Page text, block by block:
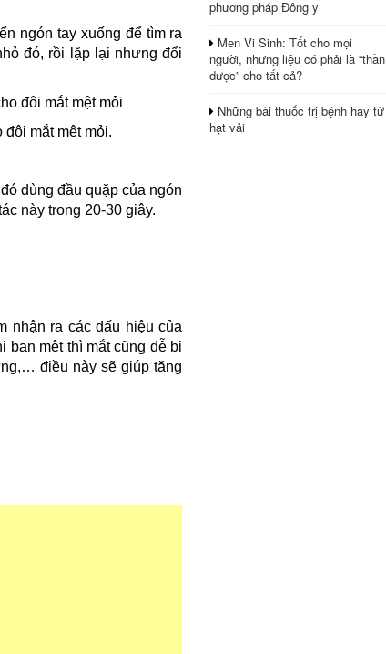
ngón tay xuống để tìm ra
đó, rồi lặp lại nhưng đổi
mắt mệt mỏi.
dùng đầu quặp của ngón
này trong 20-30 giây.
nhận ra các dấu hiệu của
bạn mệt thì mắt cũng dễ bị
điều này sẽ giúp tăng
phương pháp Đông y
Men Vi Sinh: Tốt cho mọi
người, nhưng liệu có phải là “thần
dược” cho tất cả?
Những bài thuốc trị bệnh hay từ
hạt vải